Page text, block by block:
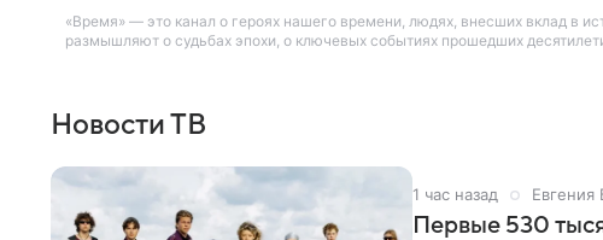
«Время» — это канал о героях нашего времени, людях, внесших вклад в
размышляют о судьбах эпохи, о ключевых событиях прошедших
Новости ТВ
1 час назад Евгения
Первые 530